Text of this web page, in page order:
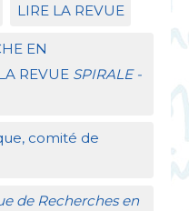
LIRE LA REVUE
EN
REVUE SPIRALE-
comité de
de Recherches en